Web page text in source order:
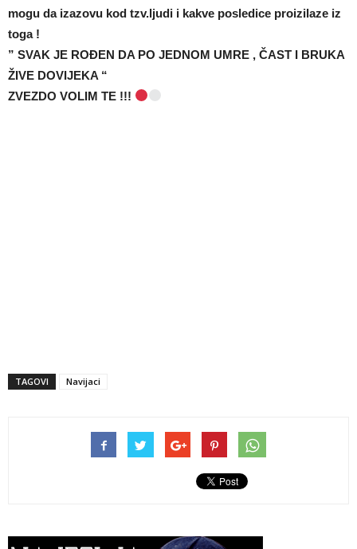
mogu da izazovu kod tzv.ljudi i kakve posledice proizilaze iz
toga !
” SVAK JE ROĐEN DA PO JEDNOM UMRE , ČAST I BRUKA
ŽIVE DOVIJEKA “
ZVEZDO VOLIM TE !!!
TAGOVI Navijaci